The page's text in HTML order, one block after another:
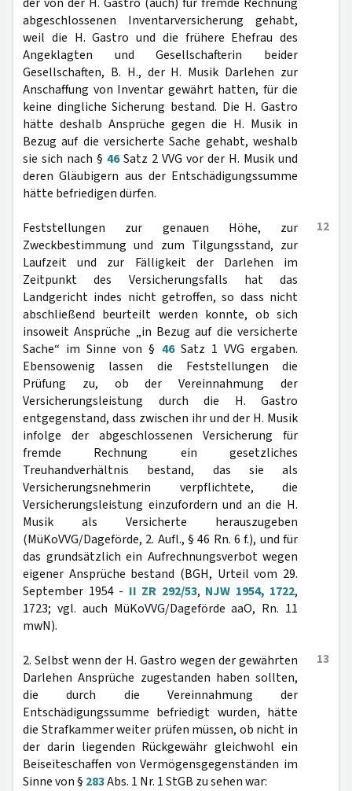
abgeschlossenen Inventarversicherung gehabt,
weil die H. Gastro und die frühere Ehefrau des
Angeklagten und Gesellschafterin beider
Gesellschaften, B. H., der H. Musik Darlehen zur
Anschaffung von Inventar gewährt hatten, für die
keine dingliche Sicherung bestand. Die H. Gastro
hätte deshalb Ansprüche gegen die H. Musik in
Bezug auf die versicherte Sache gehabt, weshalb
sie sich nach § 46Satz 2 VVG vor der H. Musik und
deren Gläubigern aus der Entschädigungssumme
hätte befriedigen dürfen.
12
Feststellungen zur genauen Höhe, zur
Zweckbestimmung und zum Tilgungsstand, zur
Laufzeit und zur Fälligkeit der Darlehen im
Zeitpunkt des Versicherungsfalls hat das
Landgericht indes nicht getroffen, so dass nicht
abschließend beurteilt werden konnte, ob sich
insoweit Ansprüche „in Bezug auf die versicherte
Sache“ im Sinne von § 46Satz 1 VVG ergaben.
Ebensowenig lassen die Feststellungen die
Prüfung zu, ob der Vereinnahmung der
Versicherungsleistung durch die H. Gastro
entgegenstand, dass zwischen ihr und der H. Musik
infolge der abgeschlossenen Versicherung für
fremde Rechnung ein gesetzliches
Treuhandverhältnis bestand, das sie als
Versicherungsnehmerin verpflichtete, die
Versicherungsleistung einzufordern und an die H.
Musik als Versicherte herauszugeben
(MüKoVVG/Dageförde, 2. Aufl., § 46 Rn. 6 f.), und für
das grundsätzlich ein Aufrechnungsverbot wegen
eigener Ansprüche bestand (BGH, Urteil vom 29.
September 1954 - II ZR 292/53, NJW 1954, 1722,
1723; vgl. auch MüKoVVG/Dageförde aaO, Rn. 11
mwN).
13
2. Selbst wenn der H. Gastro wegen der gewährten
Darlehen Ansprüche zugestanden haben sollten,
die durch die Vereinnahmung der
Entschädigungssumme befriedigt wurden, hätte
die Strafkammer weiter prüfen müssen, ob nicht in
der darin liegenden Rückgewähr gleichwohl ein
Beiseiteschaffen von Vermögensgegenständen im
Sinne von § 283Abs. 1 Nr. 1 StGB zu sehen war: